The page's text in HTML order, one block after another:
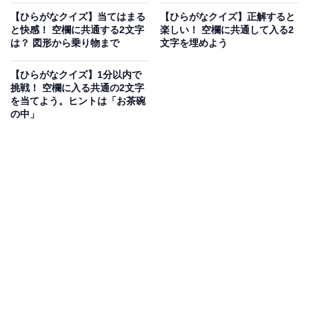
【ひらがなクイズ】解けると楽しい！ 共通する2文字を
埋めてみよう！ 丸いものから食卓の定番まで
【ひらがなクイズ】当てはまる
と快感！ 空欄に共通する2文字
は？ 図形から乗り物まで
【ひらがなクイズ】正解すると
楽しい！ 空欄に共通して入る2
文字を埋めよう
【ひらがなクイズ】1分以内で
挑戦！ 空欄に入る共通の2文字
を当てよう。ヒントは「お茶碗
の中」